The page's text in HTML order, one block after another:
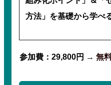
方法」を基礎から学べ
参加費：29,800円 → 無